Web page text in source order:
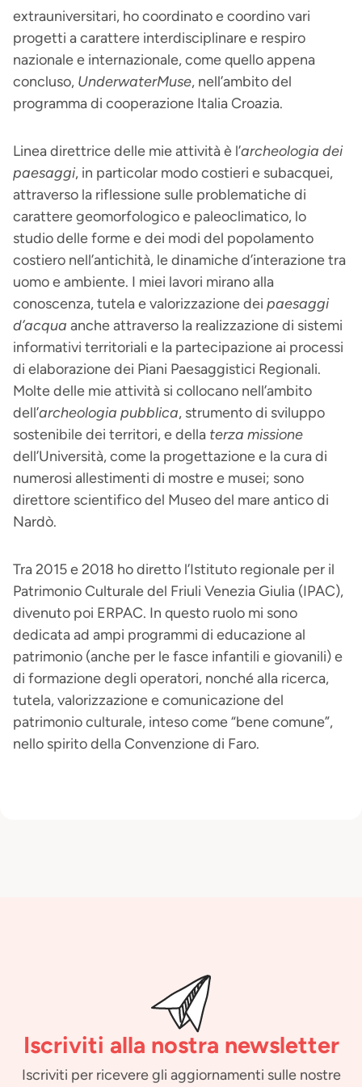
extrauniversitari, ho coordinato e coordino vari
progetti a carattere interdisciplinare e respiro
nazionale e internazionale, come quello appena
concluso, UnderwaterMuse, nell’ambito del
programma di cooperazione Italia Croazia.
Linea direttrice delle mie attività è l’archeologia dei
paesaggi, in particolar modo costieri e subacquei,
attraverso la riflessione sulle problematiche di
carattere geomorfologico e paleoclimatico, lo
studio delle forme e dei modi del popolamento
costiero nell’antichità, le dinamiche d’interazione tra
uomo e ambiente. I miei lavori mirano alla
conoscenza, tutela e valorizzazione dei paesaggi
d’acqua anche attraverso la realizzazione di sistemi
informativi territoriali e la partecipazione ai processi
di elaborazione dei Piani Paesaggistici Regionali.
Molte delle mie attività si collocano nell’ambito
dell’archeologia pubblica, strumento di sviluppo
sostenibile dei territori, e della terza missione
dell’Università, come la progettazione e la cura di
numerosi allestimenti di mostre e musei; sono
direttore scientifico del Museo del mare antico di
Nardò.
Tra 2015 e 2018 ho diretto l’Istituto regionale per il
Patrimonio Culturale del Friuli Venezia Giulia (IPAC),
divenuto poi ERPAC. In questo ruolo mi sono
dedicata ad ampi programmi di educazione al
patrimonio (anche per le fasce infantili e giovanili) e
di formazione degli operatori, nonché alla ricerca,
tutela, valorizzazione e comunicazione del
patrimonio culturale, inteso come “bene comune”,
nello spirito della Convenzione di Faro.
Iscriviti alla nostra newsletter
Iscriviti per ricevere gli aggiornamenti sulle nostre